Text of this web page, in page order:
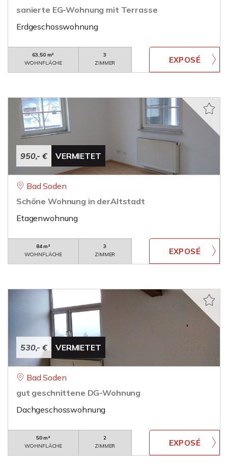
sanierte EG-Wohnung mit Terrasse
Erdgeschosswohnung
63,50 m²
WOHNFLÄCHE
3
ZIMMER
950,- € VERMIETET
Bad Soden
Schöne Wohnung in derAltstadt
Etagenwohnung
84 m²
WOHNFLÄCHE
3
ZIMMER
530,- € VERMIETET
Bad Soden
gut geschnittene DG-Wohnung
Dachgeschosswohnung
50 m²
WOHNFLÄCHE
2
ZIMMER